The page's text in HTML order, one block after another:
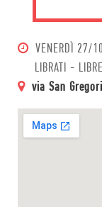
VENERDÌ 27/
LIBRATI -
via San